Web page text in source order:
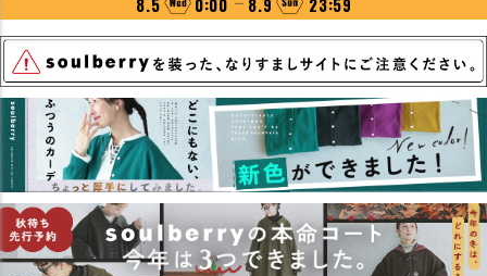
8.5 0:00 8.9 23:59